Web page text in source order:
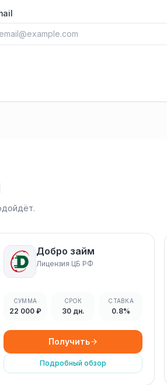
Добро займ
Лицензия ЦБ РФ
СУММА
22 000 ₽
СРОК
30 дн.
СТАВКА
0.8%
Получить
Подробный обзор